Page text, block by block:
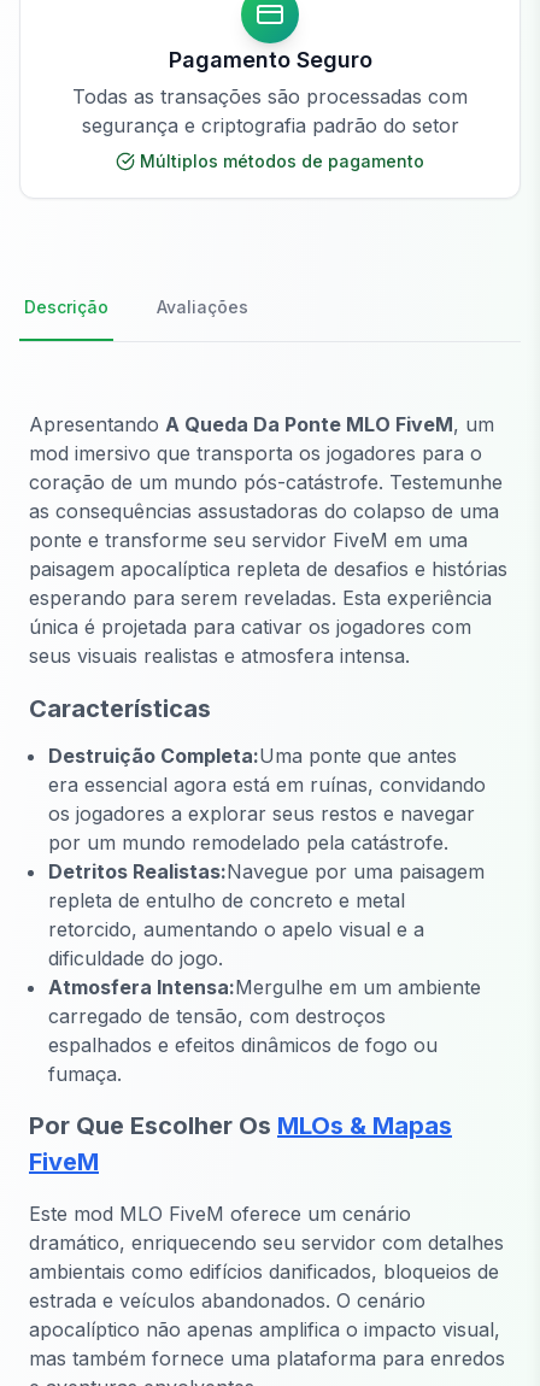
Pagamento Seguro
Todas as transações são processadas com
segurança e criptografia padrão do setor
Múltiplos métodos de pagamento
Descrição Avaliações
Apresentando A Queda Da Ponte MLO FiveM, um
mod imersivo que transporta os jogadores para o
coração de um mundo pós-catástrofe. Testemunhe
as consequências assustadoras do colapso de uma
ponte e transforme seu servidor FiveM em uma
paisagem apocalíptica repleta de desafios e histórias
esperando para serem reveladas. Esta experiência
única é projetada para cativar os jogadores com
seus visuais realistas e atmosfera intensa.
Características
Destruição Completa:Uma ponte que antes
era essencial agora está em ruínas, convidando
os jogadores a explorar seus restos e navegar
por um mundo remodelado pela catástrofe.
Detritos Realistas:Navegue por uma paisagem
repleta de entulho de concreto e metal
retorcido, aumentando o apelo visual e a
dificuldade do jogo.
Atmosfera Intensa:Mergulhe em um ambiente
carregado de tensão, com destroços
espalhados e efeitos dinâmicos de fogo ou
fumaça.
Por Que Escolher Os MLOs & Mapas
FiveM
Este mod MLO FiveM oferece um cenário
dramático, enriquecendo seu servidor com detalhes
ambientais como edifícios danificados, bloqueios de
estrada e veículos abandonados. O cenário
apocalíptico não apenas amplifica o impacto visual,
mas também fornece uma plataforma para enredos